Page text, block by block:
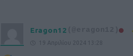
Eragon12 (@eragon12)
19 Απριλίου 2024 13:28